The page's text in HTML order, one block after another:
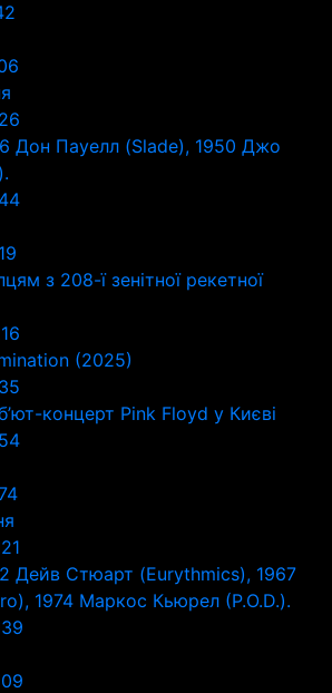
Дон Пауелл (Slade), 1950 Джо
з 208-ї зенітної рекетної
(2025)
концерт Pink Floyd у Києві
Дейв Стюарт (Eurythmics), 1967
1974 Маркос Кьюрел (Р.O.D.).